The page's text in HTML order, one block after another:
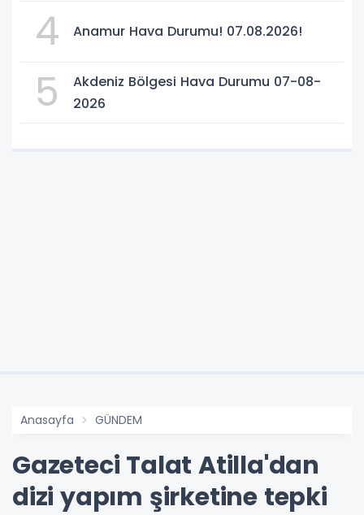
4 Anamur Hava Durumu! 07.08.2026!
5
Akdeniz Bölgesi Hava Durumu 07-08-
2026
Anasayfa GÜNDEM
Gazeteci Talat Atilla'dan
dizi yapım şirketine tepki